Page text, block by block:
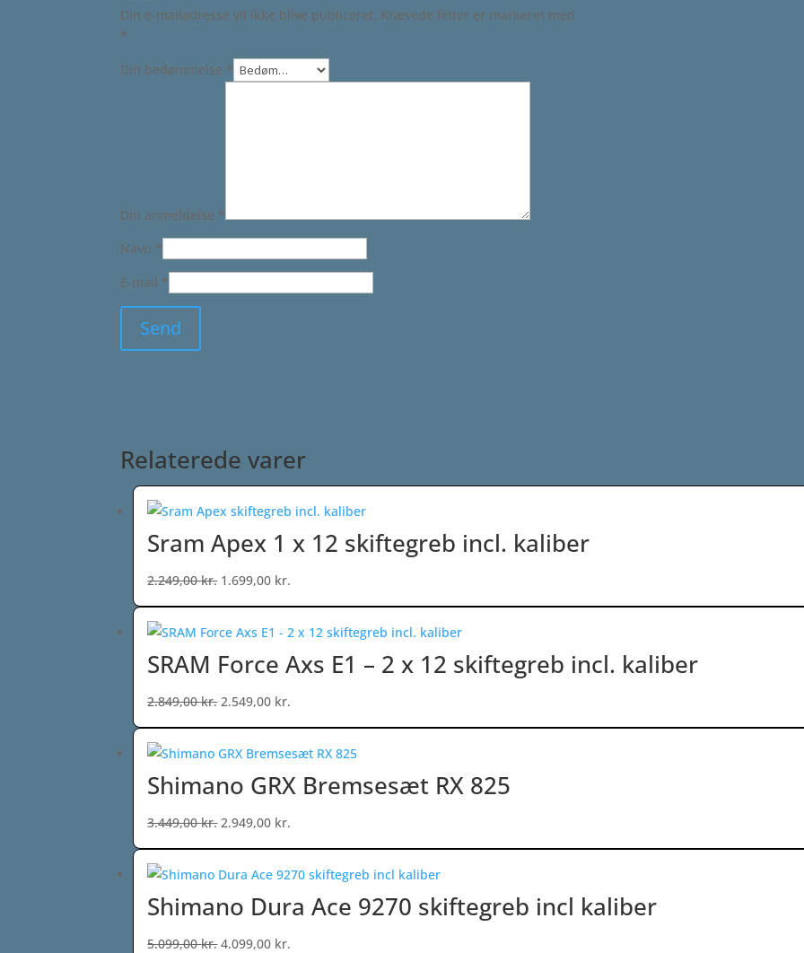
Din e-mailadresse vil ikke blive publiceret. Krævede felter er markeret med
*
Din bedømmelse *
Din anmeldelse *
Navn *
E-mail *
Relaterede varer
Sram Apex 1 x 12 skiftegreb incl. kaliber
2.249,00kr. Den
oprindelige
pris
2.249,00 kr..
1.699,00 kr.
aktuelle
pris
1.699,00 kr..
SRAM Force Axs E1 – 2 x 12 skiftegreb incl. kaliber
2.849,00kr. Den
oprindelige
pris
2.849,00 kr..
2.549,00 kr.
aktuelle
pris
2.549,00 kr..
Shimano GRX Bremsesæt RX 825
3.449,00kr. Den
oprindelige
pris
3.449,00 kr..
2.949,00 kr.
aktuelle
pris
2.949,00 kr..
Shimano Dura Ace 9270 skiftegreb incl kaliber
5.099,00kr.Den
4.099,00 kr.